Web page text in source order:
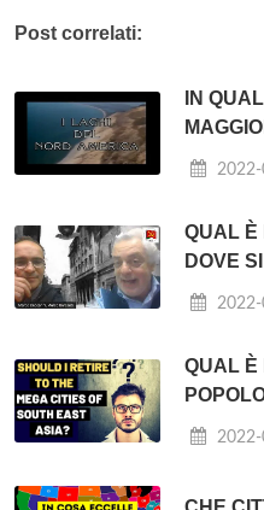
Post correlati:
IN
QUAL È
DOVE
QUAL È